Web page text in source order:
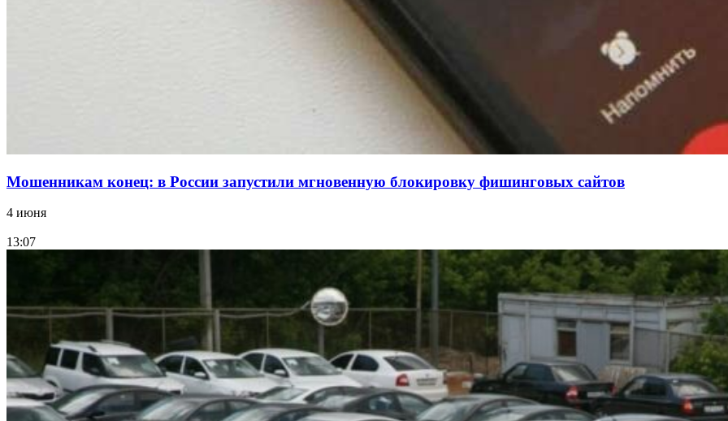
Мошенникам конец: в России запустили мгновенную блокировку фишинговых сайтов
4 июня
13:07